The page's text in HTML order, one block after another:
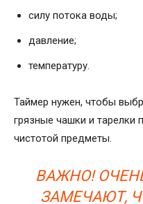
силу потока воды;
давление;
температуру.
Таймер нужен, чтобы
грязные чашки и
чистотой предметы.
ВАЖНО!
ЗАМЕЧАЮТ,